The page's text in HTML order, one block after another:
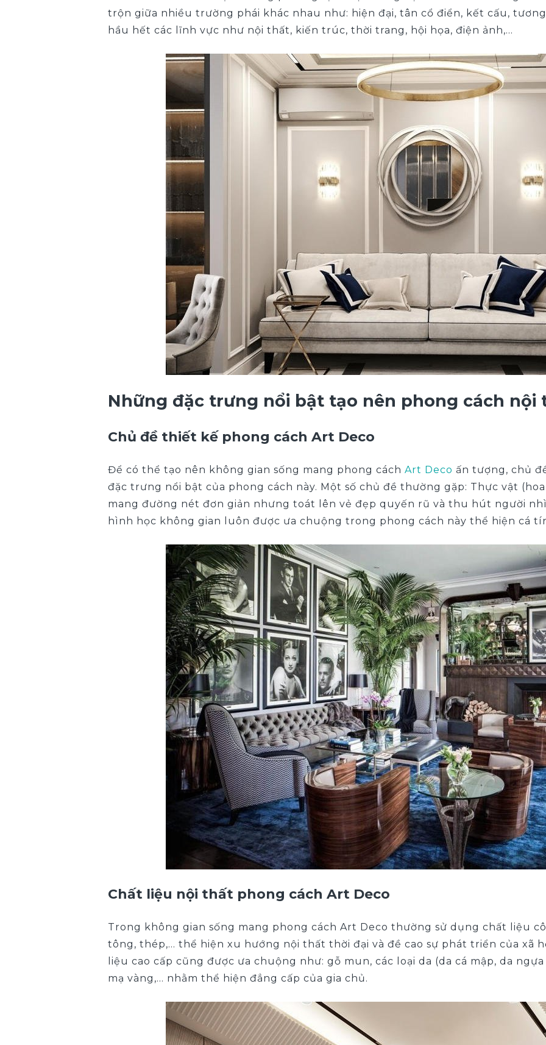
trộn giữa nhiều trường phái khác nhau như: hiện đại, tân cổ điển, kết cấu,
hầu hết các lĩnh vực như nội thất, kiến trúc, thời trang, hội họa, điện ảnh,…
Những đặc trưng nổi bật tạo nên phong cách nội
Chủ đề thiết kế phong cách Art Deco
Để có thể tạo nên không gian sống mang phong cách Art Deco ấn tượng, chủ
đặc trưng nổi bật của phong cách này. Một số chủ đề thường gặp: Thực vật
mang đường nét đơn giản nhưng toát lên vẻ đẹp quyến rũ và thu hút người
hình học không gian luôn được ưa chuộng trong phong cách này thể hiện cá
Chất liệu nội thất phong cách Art Deco
Trong không gian sống mang phong cách Art Deco thường sử dụng chất liệu
tông, thép,… thể hiện xu hướng nội thất thời đại và đề cao sự phát triển của xã
liệu cao cấp cũng được ưa chuộng như: gỗ mun, các loại da (da cá mập, da
mạ vàng,… nhằm thể hiện đẳng cấp của gia chủ.